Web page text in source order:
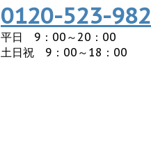
0120-523-982
平日 9：00～20：00
土日祝 9：00～18：00